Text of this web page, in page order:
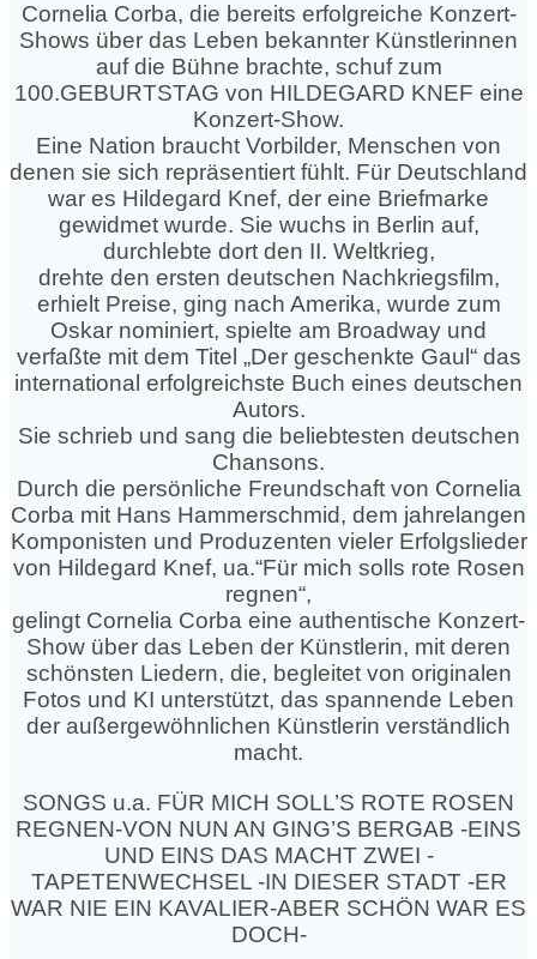
Cornelia Corba, die bereits erfolgreiche Konzert-
Shows über das Leben bekannter Künstlerinnen
auf die Bühne brachte, schuf zum
100.GEBURTSTAG von HILDEGARD KNEF eine
Konzert-Show.
Eine Nation braucht Vorbilder, Menschen von
denen sie sich repräsentiert fühlt. Für Deutschland
war es Hildegard Knef, der eine Briefmarke
gewidmet wurde. Sie wuchs in Berlin auf,
durchlebte dort den II. Weltkrieg,
drehte den ersten deutschen Nachkriegsfilm,
erhielt Preise, ging nach Amerika, wurde zum
Oskar nominiert, spielte am Broadway und
verfaßte mit dem Titel „Der geschenkte Gaul“ das
international erfolgreichste Buch eines deutschen
Autors.
Sie schrieb und sang die beliebtesten deutschen
Chansons.
Durch die persönliche Freundschaft von Cornelia
Corba mit Hans Hammerschmid, dem jahrelangen
Komponisten und Produzenten vieler Erfolgslieder
von Hildegard Knef, ua.“Für mich solls rote Rosen
regnen“,
gelingt Cornelia Corba eine authentische Konzert-
Show über das Leben der Künstlerin, mit deren
schönsten Liedern, die, begleitet von originalen
Fotos und KI unterstützt, das spannende Leben
der außergewöhnlichen Künstlerin verständlich
macht.
SONGS u.a. FÜR MICH SOLL’S ROTE ROSEN
REGNEN-VON NUN AN GING’S BERGAB -EINS
UND EINS DAS MACHT ZWEI -
TAPETENWECHSEL -IN DIESER STADT -ER
WAR NIE EIN KAVALIER-ABER SCHÖN WAR ES
DOCH-